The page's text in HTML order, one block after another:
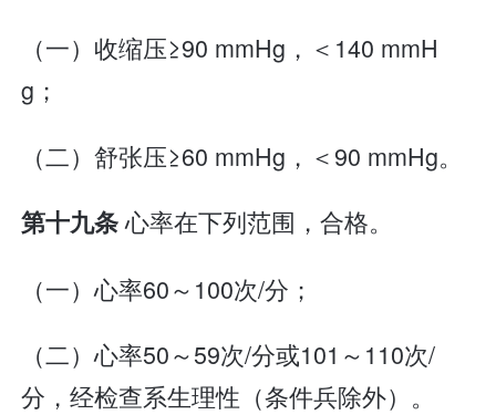
（一）收缩压≥90 mmHg，＜140 mmH
g；
（二）舒张压≥60 mmHg，＜90 mmHg。
第十九条心率在下列范围，合格。
（一）心率60～100次/分；
（二）心率50～59次/分或101～110次/
分，经检查系生理性（条件兵除外）。